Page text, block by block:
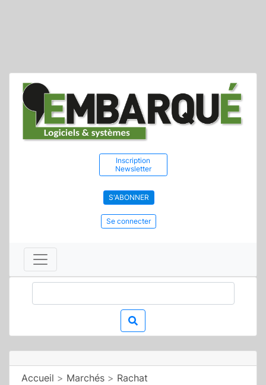
Inscription
Newsletter
S'ABONNER
Se connecter
Accueil > Marchés > Rachat